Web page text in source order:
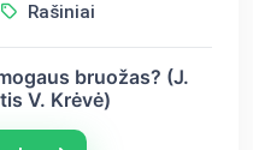
Rašiniai
bruožas? (J.
V. Krėvė)